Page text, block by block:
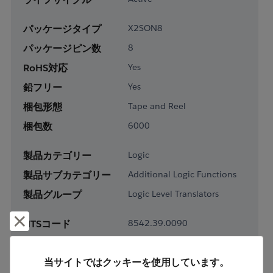
パッケージタイプ X2SON8
パッケージピン数 8
RoHS対応 Yes
鉛フリー Yes
梱包形態 Tape and Reel
梱包数 6000
製品カテゴリー Logic
製品サブカテゴリー Additional Logic Functions
製品グループ Logic Level Translators
HTSコード 8542.39.0090
却下して閉じる
当サイトではクッキーを使用しています。